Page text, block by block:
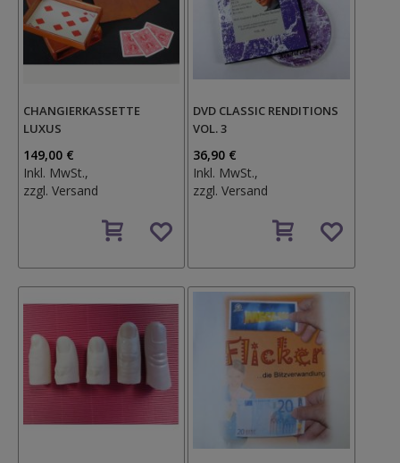
CHANGIERKASSETTE
LUXUS
149,00 €
Inkl. MwSt.,
zzgl. Versand
den
DVD CLASSIC RENDITIONS
VOL. 3
36,90 €
Inkl. MwSt.,
zzgl.Versand
den